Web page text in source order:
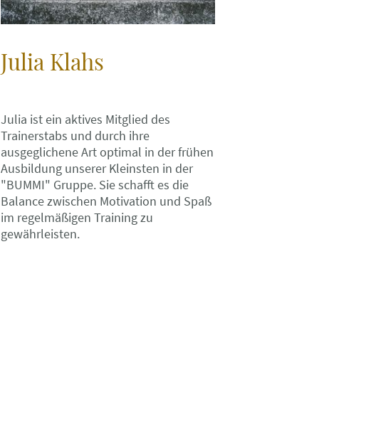
Julia Klahs
Julia ist ein aktives Mitglied des
Trainerstabs und durch ihre
ausgeglichene Art optimal in der frühen
Ausbildung unserer Kleinsten in der
"BUMMI" Gruppe. Sie schafft es die
Balance zwischen Motivation und Spaß
im regelmäßigen Training zu
gewährleisten.